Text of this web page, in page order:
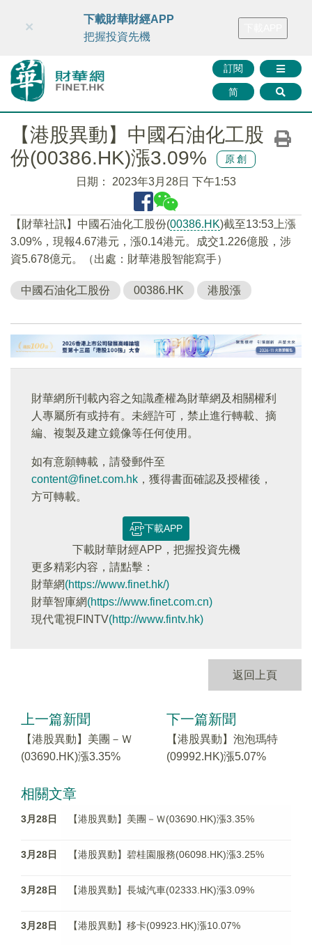
財華智庫網 FINTV FINMETA 財華證券 媒體矩陣
訂閱
简
×
下載財華財經APP
把握投資先機
【港股異動】中國石油化工股
份(00386.HK)漲3.09%
原創
日期： 2023年3月28日 下午1:53
【財華社訊】中國石油化工股份(00386.HK)截至13:53上漲
3.09%，現報4.67港元，漲0.14港元。成交1.226億股，涉
資5.678億元。（出處：財華港股智能寫手）
中國石油化工股份 00386.HK 港股漲
財華網所刊載內容之知識產權為財華網及相關權利
人專屬所有或持有。未經許可，禁止進行轉載、摘
編、複製及建立鏡像等任何使用。
如有意願轉載，請發郵件至
content@finet.com.hk ，獲得書面確認及授權後，
方可轉載。
下載APP
下載財華財經APP，把握投資先機
更多精彩内容，請點擊：
財華網(https://www.finet.hk/)
財華智庫網(https://www.finet.com.cn)
現代電視FINTV(http://www.fintv.hk)
返回上頁
上一篇新聞
【港股異動】美團－Ｗ
(03690.HK)漲3.35%
下一篇新聞
【港股異動】泡泡瑪特
(09992.HK)漲5.07%
相關文章
3月28日 【港股異動】美團－Ｗ(03690.HK)漲3.35%
3月28日 【港股異動】碧桂園服務(06098.HK)漲3.25%
3月28日 【港股異動】長城汽車(02333.HK)漲3.09%
3月28日 【港股異動】移卡(09923.HK)漲10.07%